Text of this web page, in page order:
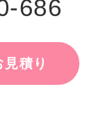
686
積り